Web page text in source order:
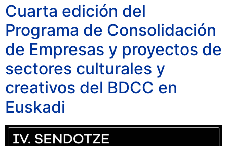
Cuarta edición del
Programa de Consolidación
de Empresas y proyectos de
sectores culturales y
creativos del BDCC en
Euskadi